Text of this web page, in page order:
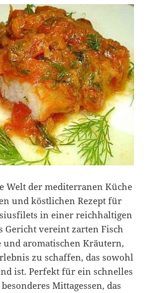
Welt der mediterranen Küche
und köstlichen Rezept für
in einer reichhaltigen
Gericht vereint zarten Fisch
und aromatischen Kräutern,
zu schaffen, das sowohl
ist. Perfekt für ein schnelles
Mittagessen, das